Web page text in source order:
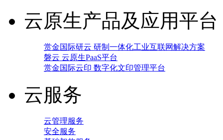
云原生产品及应用平台
赏金国际研云 研制一体化工业互联网解决方案
磐云 云原生PaaS平台
赏金国际云印 数字化文印管理平台
云服务
云管理服务
安全服务